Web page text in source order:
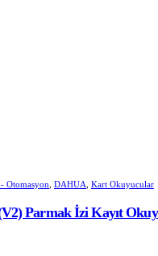
Otomasyon DAHUA Kart Okuyucular
Parmak İzi Kayıt